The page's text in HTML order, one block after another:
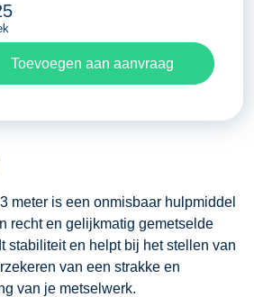
Toevoegen aan aanvraag
meter is een onmisbaar hulpmiddel
recht en gelijkmatig gemetselde
stabiliteit en helpt bij het stellen van
van een strakke en
van je metselwerk.